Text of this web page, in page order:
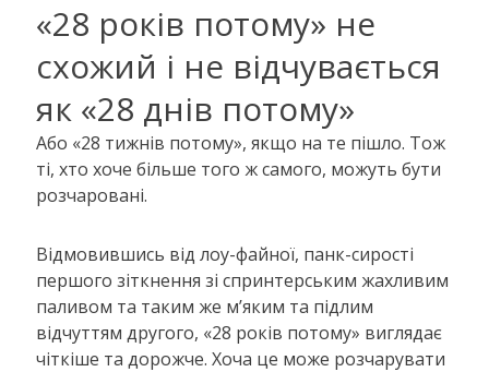
«28 років потому» не
схожий і не відчувається
як «28 днів потому»
Або «28 тижнів потому», якщо на те пішло. Тож
ті, хто хоче більше того ж самого, можуть бути
розчаровані.
Відмовившись від лоу-файної, панк-сирості
першого зіткнення зі спринтерським жахливим
паливом та таким же м’яким та підлим
відчуттям другого, «28 років потому» виглядає
чіткіше та дорожче. Хоча це може розчарувати